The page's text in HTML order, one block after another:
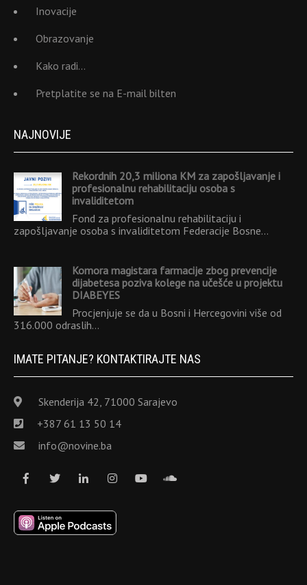
Inovacije
Obrazovanje
Kako radi…
Pretplatite se na E-mail bilten
NAJNOVIJE
Rekordnih 20,3 miliona KM za zapošljavanje i
profesionalnu rehabilitaciju osoba s
invaliditetom
Fond za profesionalnu rehabilitaciju i
zapošljavanje osoba s invaliditetom Federacije Bosne…
Komora magistara farmacije zbog prevencije
dijabetesa poziva kolege na učešće u projektu
DIABEYES
Procjenjuje se da u Bosni i Hercegovini više od
316.000 odraslih…
IMATE PITANJE? KONTAKTIRAJTE NAS
Skenderija 42, 71000 Sarajevo
+387 61 13 50 14
info@novine.ba